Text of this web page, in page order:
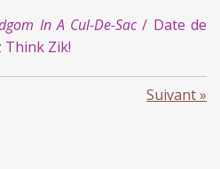
In A Cul-De-Sac/ Date de
Think Zik!
Suivant»